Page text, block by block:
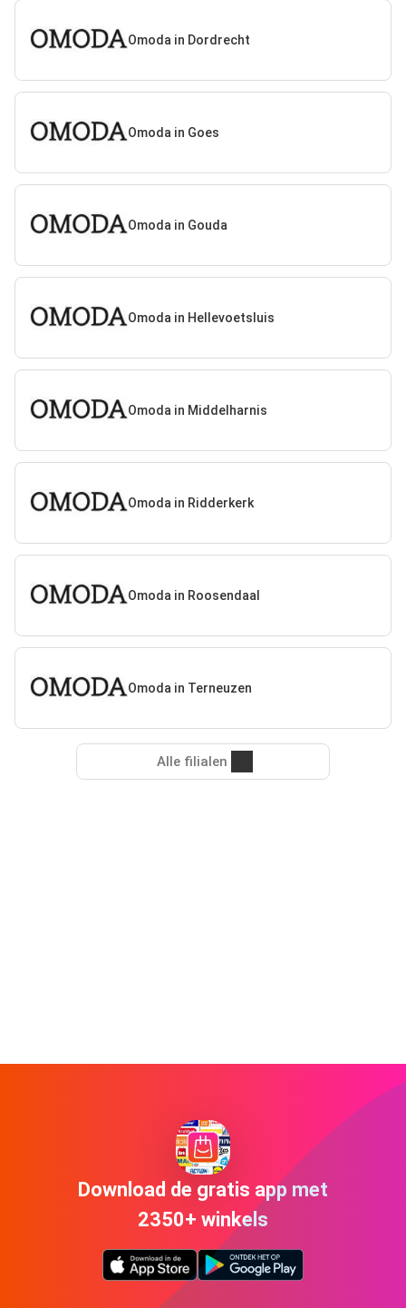
Omoda in Dordrecht
Omoda in Goes
Omoda in Gouda
Omoda in Hellevoetsluis
Omoda in Middelharnis
Omoda in Ridderkerk
Omoda in Roosendaal
Omoda in Terneuzen
Alle filialen
Download de gratis app met
2350+ winkels